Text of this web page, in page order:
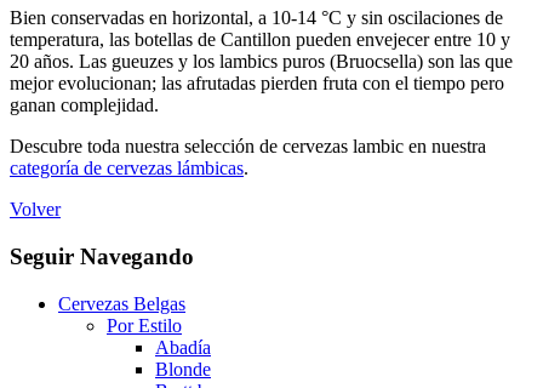
Bien conservadas en horizontal, a 10-14 °C y sin oscilaciones de
temperatura, las botellas de Cantillon pueden envejecer entre 10 y
20 años. Las gueuzes y los lambics puros (Bruocsella) son las que
mejor evolucionan; las afrutadas pierden fruta con el tiempo pero
ganan complejidad.
Descubre toda nuestra selección de cervezas lambic en nuestra
categoría de cervezas lámbicas.
Volver
Seguir Navegando
Cervezas Belgas
Por Estilo
Abadía
Blonde